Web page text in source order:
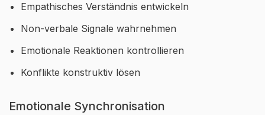
Empathisches Verständnis entwickeln
Non-verbale Signale wahrnehmen
Emotionale Reaktionen kontrollieren
Konflikte konstruktiv lösen
Emotionale Synchronisation